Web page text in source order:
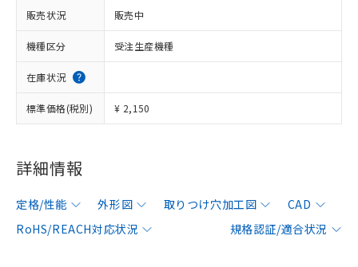
販売状況 販売中
機種区分 受注生産機種
在庫状況
標準価格(税別) ¥ 2,150
詳細情報
定格/性能 外形図 取りつけ穴加工図
CAD
RoHS/REACH対応状況
規格認証/適合状況